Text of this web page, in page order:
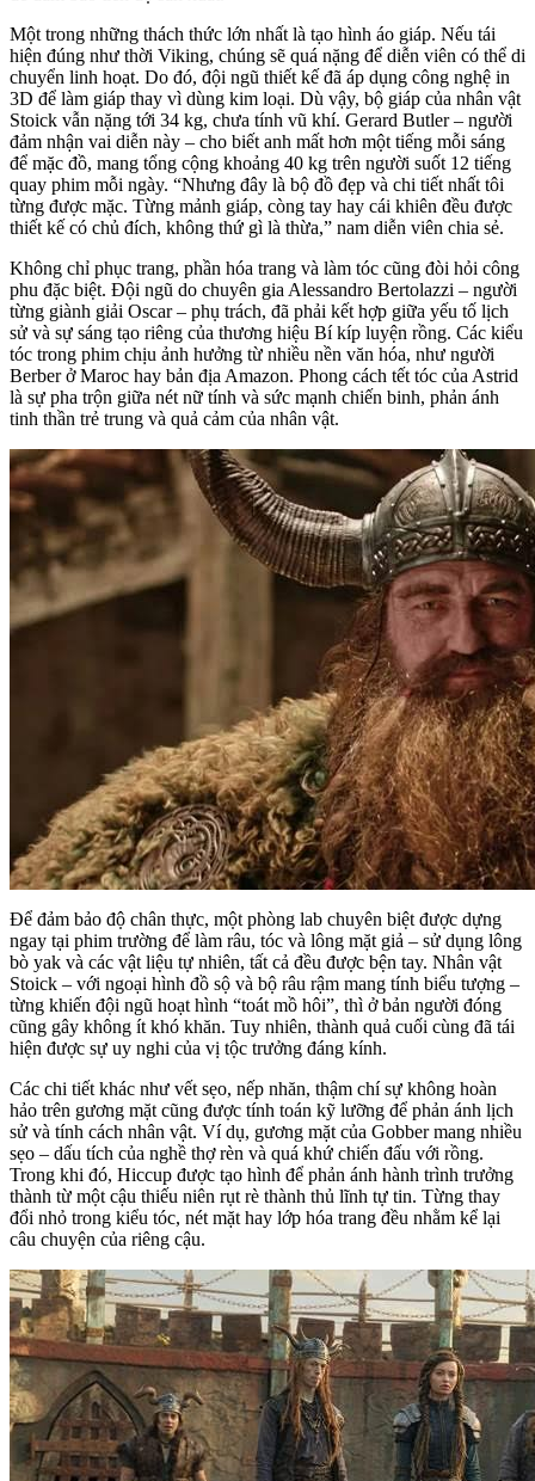
Một trong những thách thức lớn nhất là tạo hình áo giáp. Nếu tái
hiện đúng như thời Viking, chúng sẽ quá nặng để diễn viên có thể di
chuyển linh hoạt. Do đó, đội ngũ thiết kế đã áp dụng công nghệ in
3D để làm giáp thay vì dùng kim loại. Dù vậy, bộ giáp của nhân vật
Stoick vẫn nặng tới 34 kg, chưa tính vũ khí. Gerard Butler – người
đảm nhận vai diễn này – cho biết anh mất hơn một tiếng mỗi sáng
để mặc đồ, mang tổng cộng khoảng 40 kg trên người suốt 12 tiếng
quay phim mỗi ngày. “Nhưng đây là bộ đồ đẹp và chi tiết nhất tôi
từng được mặc. Từng mảnh giáp, còng tay hay cái khiên đều được
thiết kế có chủ đích, không thứ gì là thừa,” nam diễn viên chia sẻ.
Không chỉ phục trang, phần hóa trang và làm tóc cũng đòi hỏi công
phu đặc biệt. Đội ngũ do chuyên gia Alessandro Bertolazzi – người
từng giành giải Oscar – phụ trách, đã phải kết hợp giữa yếu tố lịch
sử và sự sáng tạo riêng của thương hiệu Bí kíp luyện rồng. Các kiểu
tóc trong phim chịu ảnh hưởng từ nhiều nền văn hóa, như người
Berber ở Maroc hay bản địa Amazon. Phong cách tết tóc của Astrid
là sự pha trộn giữa nét nữ tính và sức mạnh chiến binh, phản ánh
tinh thần trẻ trung và quả cảm của nhân vật.
Để đảm bảo độ chân thực, một phòng lab chuyên biệt được dựng
ngay tại phim trường để làm râu, tóc và lông mặt giả – sử dụng lông
bò yak và các vật liệu tự nhiên, tất cả đều được bện tay. Nhân vật
Stoick – với ngoại hình đồ sộ và bộ râu rậm mang tính biểu tượng –
từng khiến đội ngũ hoạt hình “toát mồ hôi”, thì ở bản người đóng
cũng gây không ít khó khăn. Tuy nhiên, thành quả cuối cùng đã tái
hiện được sự uy nghi của vị tộc trưởng đáng kính.
Các chi tiết khác như vết sẹo, nếp nhăn, thậm chí sự không hoàn
hảo trên gương mặt cũng được tính toán kỹ lưỡng để phản ánh lịch
sử và tính cách nhân vật. Ví dụ, gương mặt của Gobber mang nhiều
sẹo – dấu tích của nghề thợ rèn và quá khứ chiến đấu với rồng.
Trong khi đó, Hiccup được tạo hình để phản ánh hành trình trưởng
thành từ một cậu thiếu niên rụt rè thành thủ lĩnh tự tin. Từng thay
đổi nhỏ trong kiểu tóc, nét mặt hay lớp hóa trang đều nhằm kể lại
câu chuyện của riêng cậu.